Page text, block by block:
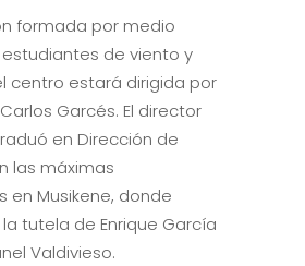
formada por medio
de viento y
centro estará dirigida por
Garcés. El director
en Dirección de
las máximas
en Musikene, donde
tutela de Enrique García
Valdivieso.